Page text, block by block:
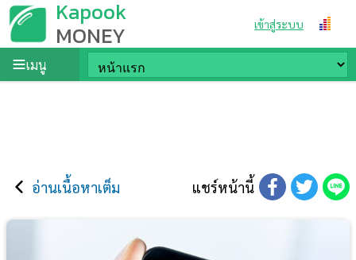
Kapook
MONEY เข้าสู่ระบบ
เมนู
อ่านเนื้อหาเต็ม แชร์หน้านี้